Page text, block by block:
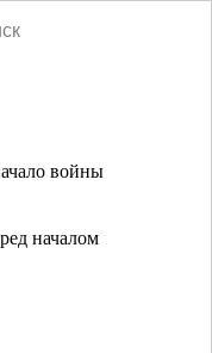
войны
началом